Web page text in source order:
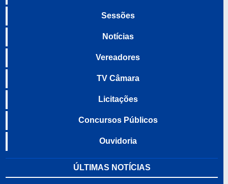
Sessões
Notícias
Vereadores
TV Câmara
Licitações
Concursos Públicos
Ouvidoria
ÚLTIMAS NOTÍCIAS